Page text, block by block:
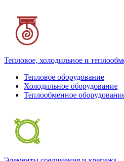
Тепловое, холодильное и
Тепловое оборудование
Холодильное оборудование
Теплообменное